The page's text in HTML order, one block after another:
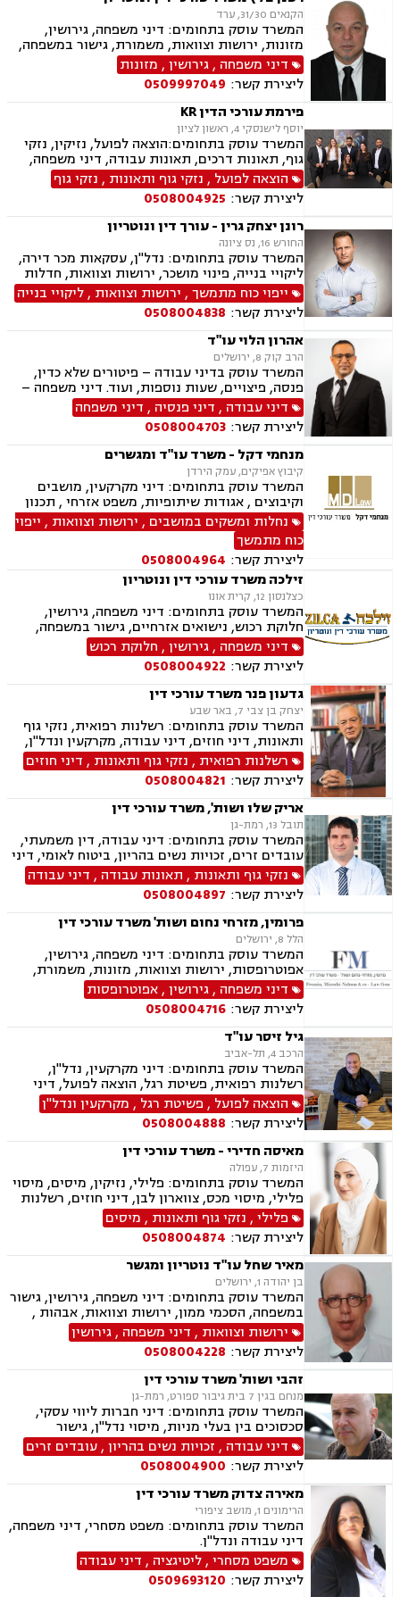
הקנאים 31/30, ערד
המשרד עוסק בתחומים: דיני משפחה, גירושין,
מזונות, ירושות וצוואות, משמורת, גישור במשפחה,
חלוקת רכוש, ידועים בציבור, מעמד אישי, אלימות
במשפחה, נזיקין, נזקי גוף, נזקי רכוש, תאונות דרכים,
תאונות עבודה, תאונות עקב רשלנות, דיני עבודה,
נוטריון.
דיני משפחה ,גירושין, מזונות
ליצירת קשר: 0509997049
פירמת עורכי הדין KR
יוסף לישנסקי 4, ראשון לציון
המשרד עוסק בתחומים:הוצאה לפועל, נזיקין, נזקי
גוף, תאונות דרכים, תאונות עבודה, דיני משפחה,
גירושין, ירושות וצוואות, הסכמי ממון, דין משמעתי,
מקרקעין ונדל"ן, עסקאות מכר דירה, גישור עסקי,
דיני חוזים, אובדן כושר עבודה, ביטוח לאומי, דיני
חברות, דיני עמותות.
הוצאה לפועל , נזקי גוף ותאונות , נזקי גוף
ליצירת קשר: 0508004925
רונן יצחק גרין - עורך דין ונוטריון
החורש 16, נס ציונה
המשרד עוסק בתחומים: נדל"ן, עסקאות מכר דירה,
ליקויי בנייה, פינוי מושכר, ירושות וצוואות, חדלות
ייפוי כוח מתמשך, דיני עבודה, מגשר ובורר
ייפוי כוח מתמשך, ירושות וצוואות ,ליקויי בנייה
ליצירת קשר: 0508004838
אהרון הלוי עו"ד
הרב קוק 8, ירושלים
המשרד עוסק בדיני עבודה – פיטורים שלא כדין,
פנסה, פיצויים, שעות נוספות, ועוד. דיני משפחה –
גירושין, משמורת, הסדרי ראייה, מזונות, ועוד.
דיני עבודה , דיני פנסיה , דיני משפחה
ליצירת קשר: 0508004703
מנחמי דקל - משרד עו"ד ומגשרים
קיבוץ אפיקים, עמק הירדן
המשרד עוסק בתחומים: דיני מקרקעין, מושבים
וקיבוצים , אגודות שיתופיות, משפט אזרחי , תכנון
ובניה, ירושות וצוואות, ייפוי כוח מתמשך, מסחר
בינלאומי, בתים משותפים, דיני עבודה, דיני חברות,
חדלות פרעון, ליווי עסקי, נזיקין, נזקי גוף, חקלאי-
עסקי, מגשרים.
נחלות ומשקים במושבים , ירושות וצוואות , ייפוי
כוח מתמשך
ליצירת קשר: 0508004964
זילכה משרד עורכי דין ונוטריון
כצלנסון 12, קרית אונו
המשרד עוסק בתחומים: דיני משפחה, גירושין,
חלוקת רכוש, נישואים אזרחיים, גישור במשפחה,
ירושות וצוואות, הסכמי ממון, אפוטרופסות,
משמורת, מזונות, ייפוי כוח מתמשך, דיני עבודה,
דיני מקרקעין, תמ"א 38, מגרשים לבניה , הפקעת
קרקעות, פינוי בינוי, תכנון ובניה, עסקאות מכר דירה,
ליקויי בנייה, מיסוי נדל"ן, נדל"ן, נזיקין, לשון הרע,
תאונות דרכים, תאונות עבודה, דיני חברות, ליווי
עסקי, ליווי מיזמי סטארטאפ, קניין רוחני, רשלנות
רפואית, רשלנות רפואית - רפואת שיניים, משרד
הביטחון, נכי צה"ל, משפט צבאי
דיני משפחה ,גירושין, חלוקת רכוש
ליצירת קשר: 0508004922
גדעון פנר משרד עורכי דין
יצחק בן צבי 7, באר שבע
המשרד עוסק בתחומים: רשלנות רפואית, נזקי גוף
ותאונות, דיני חוזים, דיני עבודה, מקרקעין ונדל"ן,
דיני משפחה, בנקים, פלילי, נזקי גוף, תאונות עבודה,
תאונות דרכים, משפט מסחרי, תביעות ביטוח ונזקי
רכוש, ייפוי כוח מתמשך, נוטריון , רשלנות רפואית-
הריון ולידה, לשון הרע, תאונות ספורט, בריאות
הנפש, אובדן כושר עבודה , תאונות תלמידים,
תאונות עקב רשלנות, נזקי רכוש, קבלנות חוזית,
השקעות בחו"ל, דין משמעתי, עובדים זרים, זכויות
נשים בהריון, תכנון ובניה, דיור מוגן, אגודות
שיתופיות, ליקויי בנייה, מושבים וקיבוצים , ועוד
רשלנות רפואית , נזקי גוף ותאונות , דיני חוזים
ליצירת קשר: 0508004821
אריק שלו ושות', משרד עורכי דין
תובל 13, רמת-גן
המשרד עוסק בתחומים: דיני עבודה, דין משמעתי,
עובדים זרים, זכויות נשים בהריון, ביטוח לאומי, דיני
ביטוח, ביטוח סיעודי , דיני פנסיה, צווי מניעה, אזרחי
מסחרי, קניין רוחני, זכויות יוצרים, דיני תאגידים,
פירוקים והקפאות הליכים, פשיטת רגל, ליווי עסקי,
נזיקין, רשלנות רפואית, רשלנות רפואית- הריון
ולידה, נזקי גוף, תאונות עקב רשלנות, תאונות
תלמידים, אבדן כושר עבודה , תאונות ספורט,
בריאות הנפש, לשון הרע, דיני צבא ובטחון, נכי צה"ל,
נפגעי טרור , תביעות יצוגיות
נזקי גוף ותאונות , תאונות עבודה , דיני עבודה
ליצירת קשר: 0508004897
פרומין, מזרחי נחום ושות' משרד עורכי דין
הלל 8, ירושלים
המשרד עוסק בתחומים: דיני משפחה, גירושין,
אפוטרופסות, ירושות וצוואות, מזונות, משמורת,
ייפוי כוח מתמשך, ידועים בציבור, חלוקת רכוש,
הורות חד מינית, הסכמי ממון, דיני מקרקעין,
עסקאות מכר דירה, נדל"ן, ליקויי בנייה, פינוי בינוי,
פינוי מושכר, תמ"א 38, דיירות מוגנת , בנקים,
ערבויות ושטרות , פירוקים והקפאות הליכים, צווי
מניעה, ליווי עסקי, דיני חוזים, חדלות פירעון, פשיטת
רגל, הוצאה לפועל, גביית חובות, דיני חברות,
תביעות ייצוגיות, דיני עבודה
דיני משפחה ,גירושין,אפוטרופסות
ליצירת קשר: 0508004716
גיל זיסר עו"ד
הרכב 4, תל-אביב
המשרד עוסק בתחומים: דיני מקרקעין, נדל"ן,
רשלנות רפואית, פשיטת רגל, הוצאה לפועל, דיני
עבודה, ירושות וצוואות
הוצאה לפועל , פשיטת רגל , מקרקעין ונדל"ן
ליצירת קשר: 0508004888
מאיסה חדירי - משרד עורכי דין
היזמות 7, עפולה
המשרד עוסק בתחומים: פלילי, נזיקין, מיסים, מיסוי
פלילי, מיסוי מכס, צווארון לבן, דיני חוזים, רשלנות
רפואית, דיני ביטוח, דיני חברות, הוצאה לפועל,
ביטוח לאומי, דיני עבודה, חדלות פירעון, עבירות
מס, תאונות עבודה, תאונות תלמידים, תביעות גזזת
פלילי, נזקי גוף ותאונות , מיסים
ליצירת קשר: 0508004874
מאיר שחל עו"ד נוטריון ומגשר
בן יהודה 1, ירושלים
המשרד עוסק בתחומים: דיני משפחה, גירושין, גישור
במשפחה, הסכמי ממון, ירושות וצוואות, אבהות ,
משמורת, אפוטרופסות, חלוקת רכוש, ידועים בציבור,
תיאום הורי, נוטריון, מגשרים
ירושות וצוואות , דיני משפחה ,גירושין
ליצירת קשר: 0508004228
זהבי ושות' משרד עורכי דין
מנחם בגין 7 בית גיבור ספורט, רמת-גן
המשרד עוסק בתחומים: דיני חברות ליווי עסקי,
סכסוכים בין בעלי מניות, מיסוי נדל"ן, גישור
ובוררויות, לשון הרע, תביעות ייצוגיות דיני עבודה,
זכויות נשים בהריון, עובדים זרים, מקרקעין ונדל"ן,
אגודות שיתופיות, פינוי מושכר, עסקאות מכר דירה,
נחלות ומושבים, רשות מקרקעי ישראל, משפט
מסחרי, מסחר בינלאומי, משפט אזרחי, גישור עסקי
דיני עבודה , זכויות נשים בהריון,עובדים זרים
ליצירת קשר: 0508004900
מאירה צדוק משרד עורכי דין
הרימונים 1, מושב ציפורי
המשרד עוסק בתחומים: משפט מסחרי, דיני משפחה,
דיני עבודה ונדל"ן.
משפט מסחרי,ליטיגציה , דיני עבודה
ליצירת קשר: 0509693120